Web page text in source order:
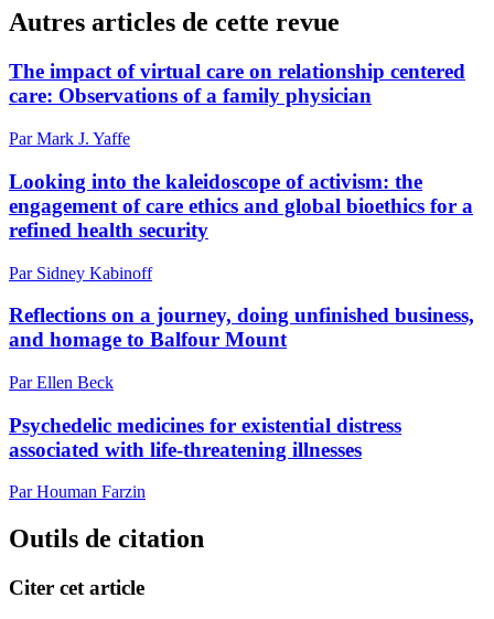
Autres articles de cette revue
The impact of virtual care on relationship centered
care: Observations of a family physician
Par Mark J. Yaffe
Looking into the kaleidoscope of activism: the
engagement of care ethics and global bioethics for a
refined health security
Par Sidney Kabinoff
Reflections on a journey, doing unfinished business,
and homage to Balfour Mount
Par Ellen Beck
Psychedelic medicines for existential distress
associated with life-threatening illnesses
Par Houman Farzin
Outils de citation
Citer cet article